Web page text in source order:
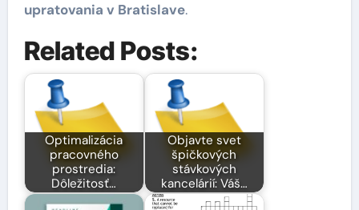
upratovania v Bratislave.
Related Posts:
Optimalizácia
pracovného
prostredia:
Dôležitosť…
Objavte svet
špičkových
stávkových
kancelárií: Váš…